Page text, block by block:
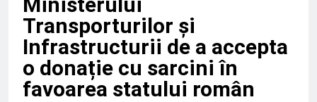
ROBEL MAȘINI ȘI SCULE
3 Luni Ago
Trenul push-pull cu două
niveluri al ÖBB
3 Luni Ago
Transporturilor și
Infrastructurii de a accepta
o donație cu sarcini în
favoarea statului român